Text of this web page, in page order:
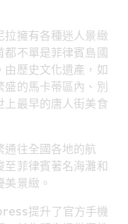
拉擁有各種迷人景緻
不單是菲律賓島國
歷史文化遺產，如
的馬卡蒂區內、別
上最早的唐人街美食
通往全國各地的航
菲律賓著名海灘和
景緻。
提升了官方手機